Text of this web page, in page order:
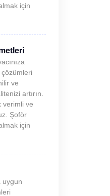
için
ve
artırın.
verimli ve
Şoför
için
uygun